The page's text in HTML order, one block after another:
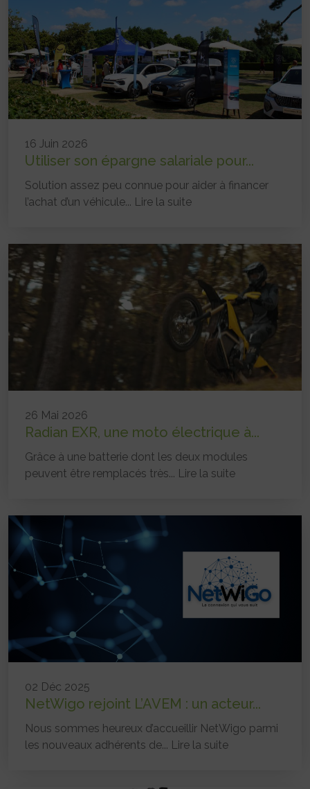
16 Juin 2026
Utiliser son épargne salariale pour...
Solution assez peu connue pour aider à financer
l’achat d’un véhicule... Lire la suite
26 Mai 2026
Radian EXR, une moto électrique à...
Grâce à une batterie dont les deux modules
peuvent être remplacés très... Lire la suite
02 Déc 2025
NetWigo rejoint L’AVEM : un acteur...
Nous sommes heureux d’accueillir NetWigo parmi
les nouveaux adhérents de... Lire la suite